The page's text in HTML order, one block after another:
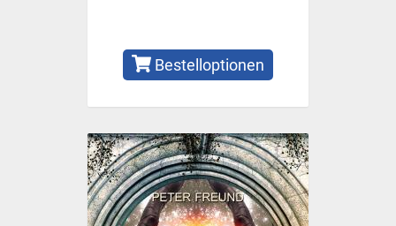
Bestelloptionen